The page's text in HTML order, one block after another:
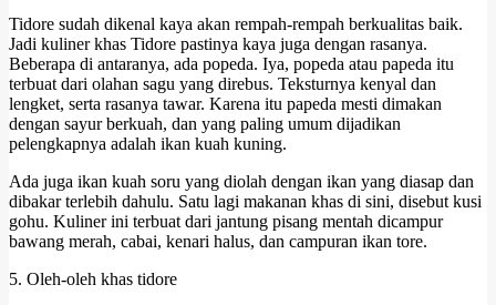
Tidore sudah dikenal kaya akan rempah-rempah berkualitas baik.
Jadi kuliner khas Tidore pastinya kaya juga dengan rasanya.
Beberapa di antaranya, ada popeda. Iya, popeda atau papeda itu
terbuat dari olahan sagu yang direbus. Teksturnya kenyal dan
lengket, serta rasanya tawar. Karena itu papeda mesti dimakan
dengan sayur berkuah, dan yang paling umum dijadikan
pelengkapnya adalah ikan kuah kuning.
Ada juga ikan kuah soru yang diolah dengan ikan yang diasap dan
dibakar terlebih dahulu. Satu lagi makanan khas di sini, disebut kusi
gohu. Kuliner ini terbuat dari jantung pisang mentah dicampur
bawang merah, cabai, kenari halus, dan campuran ikan tore.
5. Oleh-oleh khas tidore